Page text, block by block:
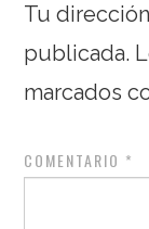
Tu
publicada.
marcados
COMENTARIO *